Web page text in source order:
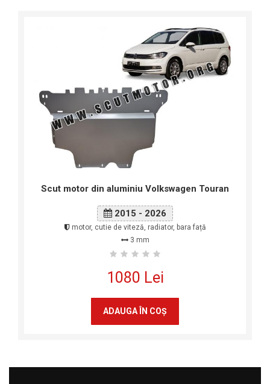
Scut motor din aluminiu Volkswagen Touran
2015 - 2026
motor, cutie de viteză, radiator, bara față
3 mm
1080 Lei
ADAUGA ÎN COŞ